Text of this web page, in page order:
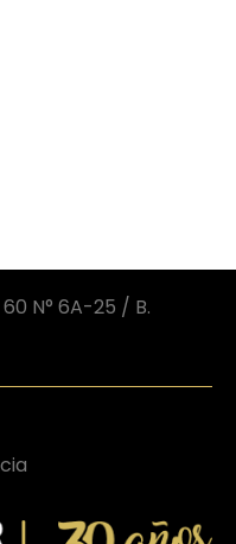
N° 6A-25 / B.